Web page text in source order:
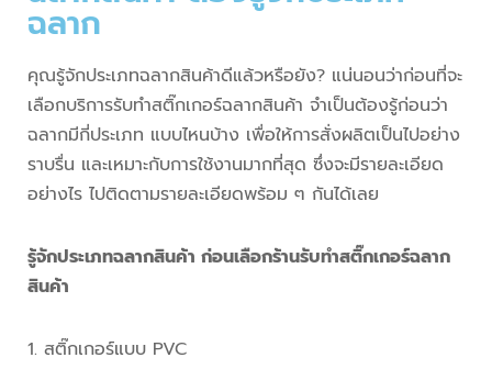
ฉลาก
คุณรู้จักประเภทฉลากสินค้าดีแล้วหรือยัง? แน่นอนว่าก่อนที่จะ
เลือกบริการรับทำสติ๊กเกอร์ฉลากสินค้า จำเป็นต้องรู้ก่อนว่า
ฉลากมีกี่ประเภท แบบไหนบ้าง เพื่อให้การสั่งผลิตเป็นไปอย่าง
ราบรื่น และเหมาะกับการใช้งานมากที่สุด ซึ่งจะมีรายละเอียด
อย่างไร ไปติดตามรายละเอียดพร้อม ๆ กันได้เลย
รู้จักประเภทฉลากสินค้า ก่อนเลือกร้านรับทำสติ๊กเกอร์ฉลาก
สินค้า
สติ๊กเกอร์แบบ PVC